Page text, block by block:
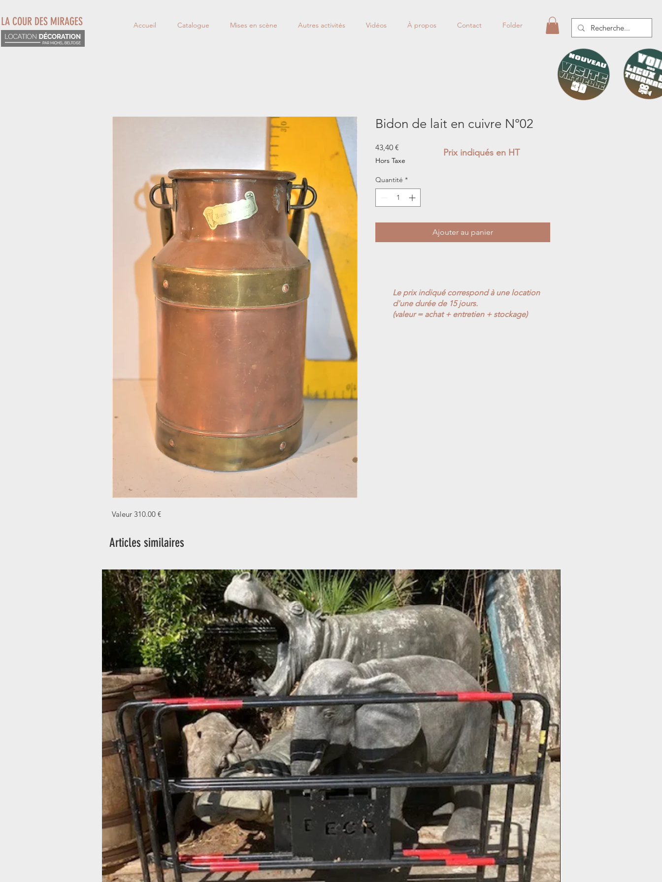
Accueil Catalogue Mises en scène Autres activités Vidéos À propos Contact Folder
LA COUR DES MIRAGES
Valeur 310.00 €
Bidon de lait en cuivre N°02
43,40 €
Hors Taxe
Quantité *
Ajouter au panier
Articles similaires
Le prix indiqué correspond à une location
d'une durée de 15 jours.
(valeur = achat + entretien + stockage)
Prix indiqués en HT